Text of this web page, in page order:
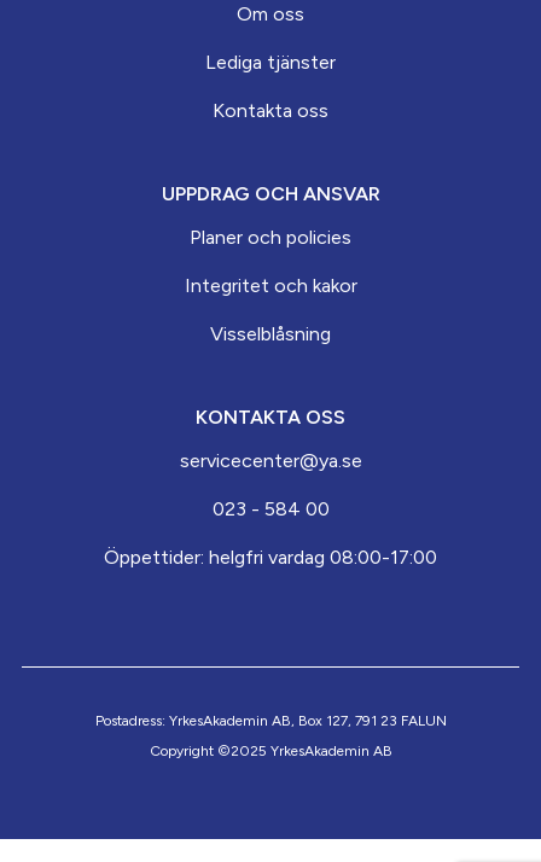
Om oss
Lediga tjänster
Kontakta oss
UPPDRAG OCH ANSVAR
Planer och policies
Integritet och kakor
Visselblåsning
KONTAKTA OSS
servicecenter@ya.se
023 - 584 00
Öppettider: helgfri vardag 08:00-17:00
Copyright ©2025 YrkesAkademin AB
Postadress: YrkesAkademin AB, Box 127, 791 23 FALUN